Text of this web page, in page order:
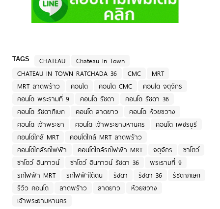
TAGS CHATEAU
Chateau In Town
CHATEAU IN TOWN RATCHADA 36
CMC
MRT
MRT ลาดพร้าว
คอนโด คอนโด CMC
คอนโด จตุจักร
คอนโด พระรามที่ 9
คอนโด รัชดา
คอนโด รัชดา 36
คอนโด รัชดาภิเษก
คอนโด ลาดยาว
คอนโด ห้วยขวาง
คอนโด เจ้าพระยา
คอนโด เจ้าพระยามหานคร
คอนโด เพชรบุรี
คอนโดใกล้ MRT
คอนโดใกล้ MRT ลาดพร้าว
คอนโดใกล้รถไฟฟ้า
คอนโดใกล้รถไฟฟ้า MRT จตุจักร
ชาโตว์
ชาโตว์ อินทาวน์
ชาโตว์ อินทาวน์ รัชดา 36
พระรามที่ 9
รถไฟฟ้า MRT
รถไฟฟ้าใต้ดิน รัชดา รัชดา 36
รัชดาภิเษก
รีวิว คอนโด
ลาดพร้าว ลาดยาว
ห้วยขวาง
เจ้าพระยามหานคร